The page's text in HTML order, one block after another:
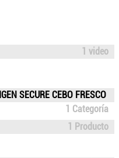
1 video
SECURE CEBO FRESCO
1 Categoría
1 Producto